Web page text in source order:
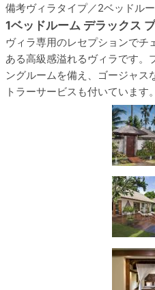
備考ヴィラタイプ／2ベッドル
1ベッドルーム デラックス
ヴィラ専用のレセプションでチ
ある高級感溢れるヴィラです。
ングルームを備え、ゴージャス
トラーサービスも付いています。